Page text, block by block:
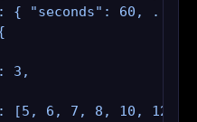
{ "seconds": 60, ...
3,
[5, 6, 7, 8, 10, 12,